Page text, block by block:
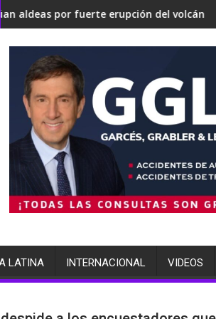
en una 'Gaza silenciosa'
su estrategia nuclear
erupción del volcán de Fuego
terminó
LATINA INTERNACIONAL VIDEOS